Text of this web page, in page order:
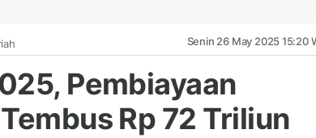
Senin 26 May 2025 15:20
Pembiayaan
Rp 72 Triliun